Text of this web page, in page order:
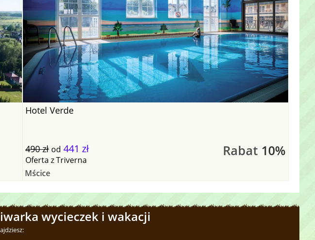
Hotel Verde
490 zł od 441 zł Rabat 10%
Oferta zTriverna
Mścice
wycieczek i wakacji